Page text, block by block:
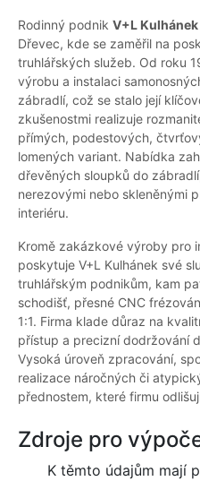
Rodinný podnik V+L Kulhánek
Dřevec, kde se zaměřil na
truhlářských služeb. Od roku
výrobu a instalaci
zábradlí, což se stalo její
zkušenostmi realizuje
přímých, podestových,
lomených variant. Nabídka
dřevěných sloupků do
nerezovými nebo skleněnými
interiéru.
Kromě zakázkové výroby pro
poskytuje V+L Kulhánek své
truhlářským podnikům, kam
schodišť, přesné CNC
1:1. Firma klade důraz na
přístup a precizní dodržování
Vysoká úroveň zpracování,
realizace náročných či
přednostem, které firmu
Zdroje pro
K těmto údajům mají